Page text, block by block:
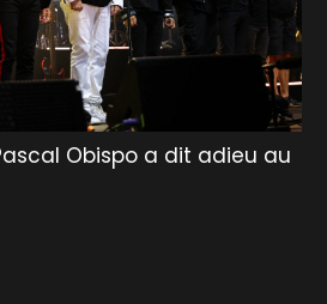
Obispo a dit adieu au